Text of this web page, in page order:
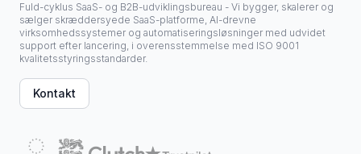
Fuld-cyklus SaaS- og B2B-udviklingsbureau - Vi bygger, skalerer og
sælger skræddersyede SaaS-platforme, AI-drevne
virksomhedssystemer og automatiseringsløsninger med udvidet
support efter lancering, i overensstemmelse med ISO 9001
kvalitetsstyringsstandarder.
Kontakt